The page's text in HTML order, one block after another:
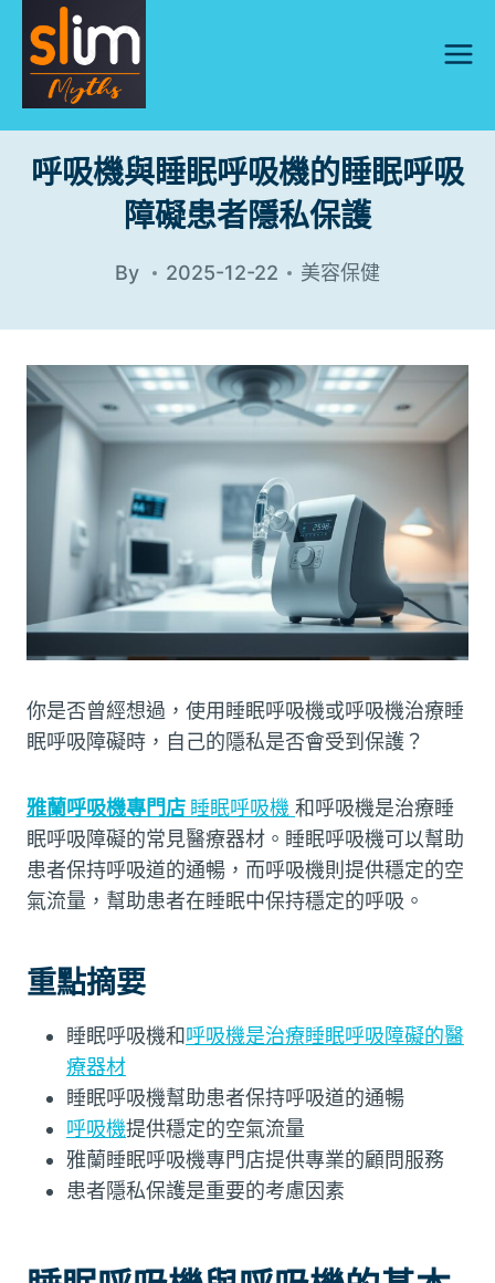
content
呼吸機與睡眠呼吸機的睡眠呼吸
障礙患者隱私保護
By 2025-12-22 美容保健
你是否曾經想過，使用睡眠呼吸機或呼吸機治療睡
眠呼吸障礙時，自己的隱私是否會受到保護？
雅蘭呼吸機專門店 睡眠呼吸機 和呼吸機是治療睡
眠呼吸障礙的常見醫療器材。睡眠呼吸機可以幫助
患者保持呼吸道的通暢，而呼吸機則提供穩定的空
氣流量，幫助患者在睡眠中保持穩定的呼吸。
重點摘要
睡眠呼吸機和呼吸機是治療睡眠呼吸障礙的醫
療器材
睡眠呼吸機幫助患者保持呼吸道的通暢
呼吸機提供穩定的空氣流量
雅蘭睡眠呼吸機專門店提供專業的顧問服務
患者隱私保護是重要的考慮因素